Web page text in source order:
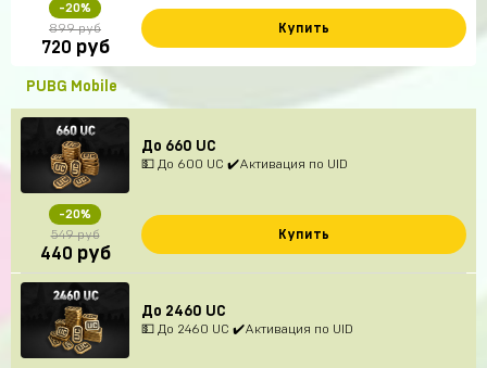
-20%
899 руб
720 руб
Купить
PUBG Mobile
До 660 UC
💵 До 600 UC ✔️Активация по UID
-20%
549 руб
440 руб
Купить
До 2460 UC
💵 До 2460 UC ✔️Активация по UID